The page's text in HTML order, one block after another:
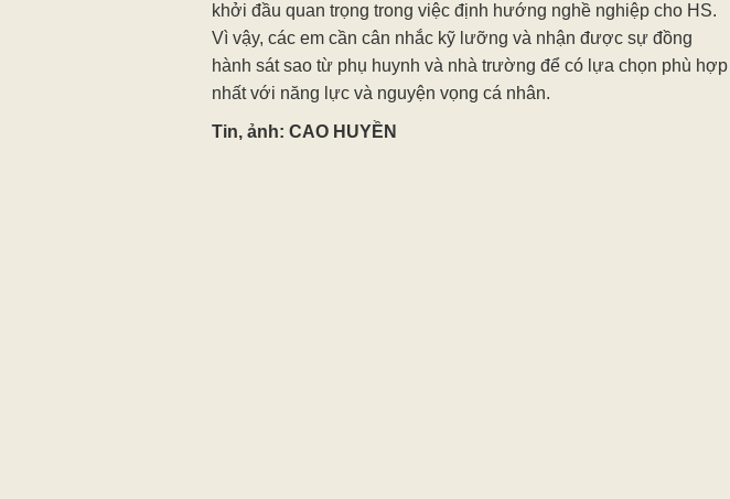
khởi đầu quan trọng trong việc định hướng nghề nghiệp cho HS.
Vì vậy, các em cần cân nhắc kỹ lưỡng và nhận được sự đồng
hành sát sao từ phụ huynh và nhà trường để có lựa chọn phù hợp
nhất với năng lực và nguyện vọng cá nhân.
Tin, ảnh: CAO HUYỀN